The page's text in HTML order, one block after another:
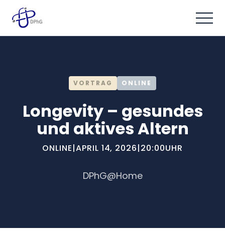
VORTRAG ONLINE
Longevity – gesundes
und aktives Altern
ONLINE|APRIL 14, 2026|20:00UHR
DPhG@Home